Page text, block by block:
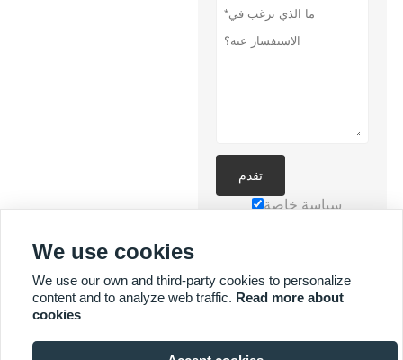
تقدم
سياسة خاصة
المزيد من الخدمات
We use cookies
We use our own and third-party cookies to personalize
content and to analyze web traffic. Read more about
cookies